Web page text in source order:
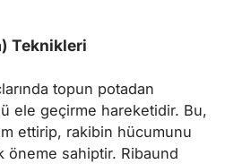
Teknikleri
topun potadan
ele geçirme hareketidir. Bu,
ettirip, rakibin hücumunu
sahiptir. Ribaund